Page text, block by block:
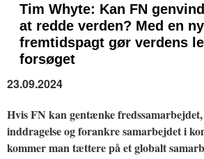
Tim Whyte: Kan FN
at redde verden? Med en ny
fremtidspagt gør verdens
forsøget
23.09.2024
Hvis FN kan gentænke
inddragelse og forankre samarbejdet i
kommer man tættere på et globalt